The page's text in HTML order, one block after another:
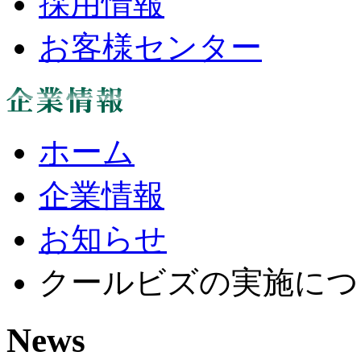
お客様センター
ホーム
企業情報
お知らせ
クールビズの実施に
News